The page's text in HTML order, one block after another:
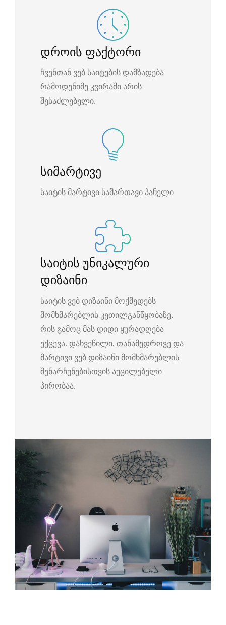
დროის ფაქტორი
ჩვენთან ვებ საიტების დამზადება
რამოდენიმე კვირაში არის
შესაძლებელი.
სიმარტივე
საიტის მარტივი სამართავი პანელი
საიტის უნიკალური
დიზაინი
საიტის ვებ დიზაინი მოქმედებს
მომხმარებლის კეთილგანწყობაზე,
რის გამოც მას დიდი ყურადღება
ექცევა. დახვეწილი, თანამედროვე და
მარტივი ვებ დიზაინი მომხმარებლის
შენარჩუნებისთვის აუცილებელი
პირობაა.